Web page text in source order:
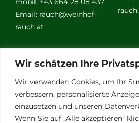
Wir schätzen Ihre
Wir verwenden Cookies, um Ihr
verbessern, personalisierte
einzusetzen und unseren
Wenn Sie auf „Alle akzeptieren"
Email: rauch@weinhof-
rauch.at
Links
Vino Vitalis
Ottersbachtal